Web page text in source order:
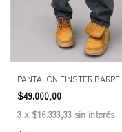
PANTALON FINSTER BARREL
$49.000,00
3 x $16.333,33 sin interés